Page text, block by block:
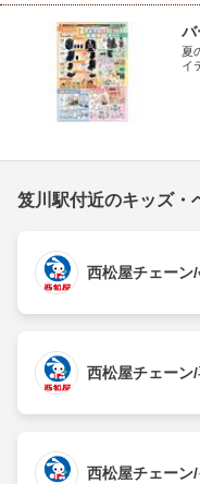
バ
夏
イ
笈川駅付近のキッズ・
西松屋チェーン
西松屋チェーン
西松屋チェーン